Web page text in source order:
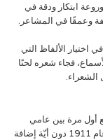
ابتكار ودقة في
وعمقًا في المشاعر.
الألفاظ التي
فجاء شعره لحنًا
الشعراء.
أول مرة بين عامي
1888-1889 في مطبعة الآداب والمؤيد، ثمّ أُعيد طبعه عام 1911 دون أيّة إضافة